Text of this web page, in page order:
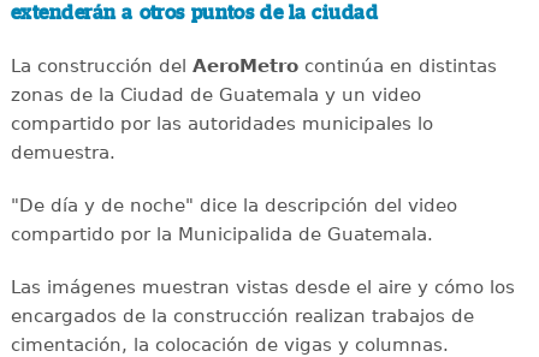
extenderán a otros puntos de la ciudad
La construcción del AeroMetrocontinúa en distintas
zonas de la Ciudad de Guatemala y un video
compartido por las autoridades municipales lo
demuestra.
"De día y de noche" dice la descripción del video
compartido por la Municipalida de Guatemala.
Las imágenes muestran vistas desde el aire y cómo los
encargados de la construcción realizan trabajos de
cimentación, la colocación de vigas y columnas.